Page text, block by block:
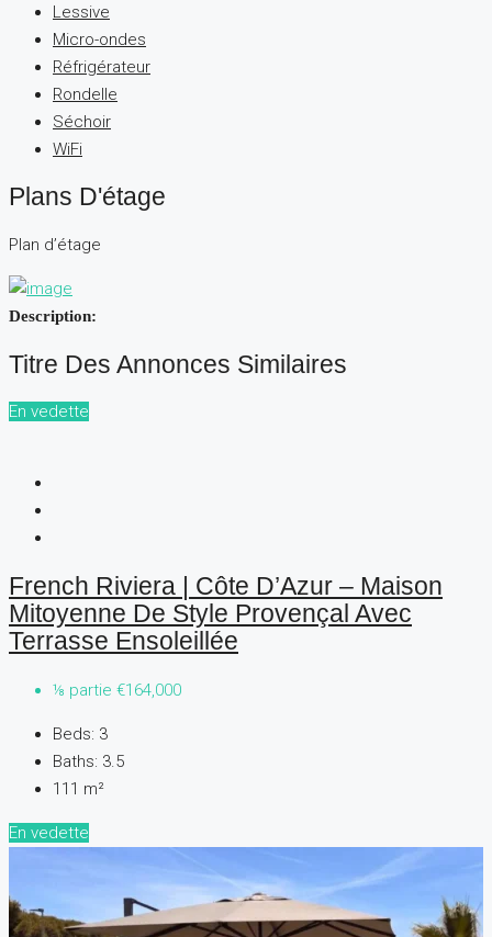
Lessive
Micro-ondes
Réfrigérateur
Rondelle
Séchoir
WiFi
Plans D'étage
Plan d’étage
Description:
Titre Des Annonces Similaires
En vedette
French Riviera | Côte D’Azur – Maison
Mitoyenne De Style Provençal Avec
Terrasse Ensoleillée
⅛ partie €164,000
Beds: 3
Baths: 3.5
111 m²
En vedette